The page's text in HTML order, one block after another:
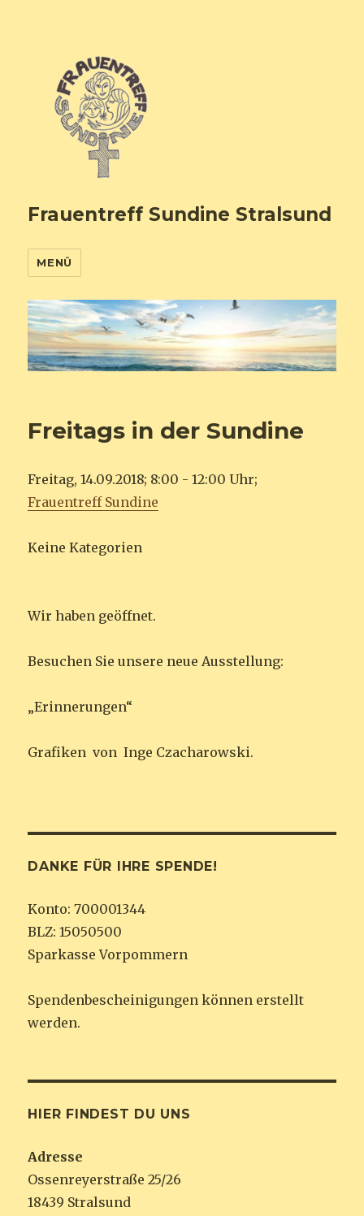
Frauentreff Sundine Stralsund
MENÜ
Freitags in der Sundine
Freitag, 14.09.2018; 8:00 - 12:00 Uhr;
Frauentreff Sundine
Keine Kategorien
Wir haben geöffnet.
Besuchen Sie unsere neue Ausstellung:
„Erinnerungen“
Grafiken vonInge Czacharowski.
DANKE FÜR IHRE SPENDE!
Konto: 700001344
BLZ: 15050500
Sparkasse Vorpommern
Spendenbescheinigungen können erstellt
werden.
HIER FINDEST DU UNS
Adresse
Ossenreyerstraße 25/26
18439 Stralsund